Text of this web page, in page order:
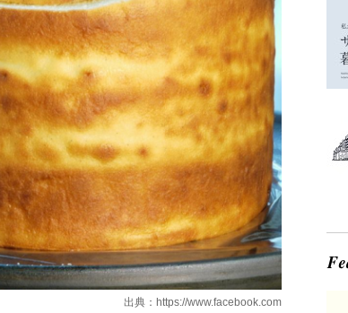
出典： https://www.facebook.com